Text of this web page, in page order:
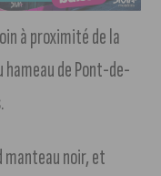
à proximité de la
hameau de Pont-de-
manteau noir, et